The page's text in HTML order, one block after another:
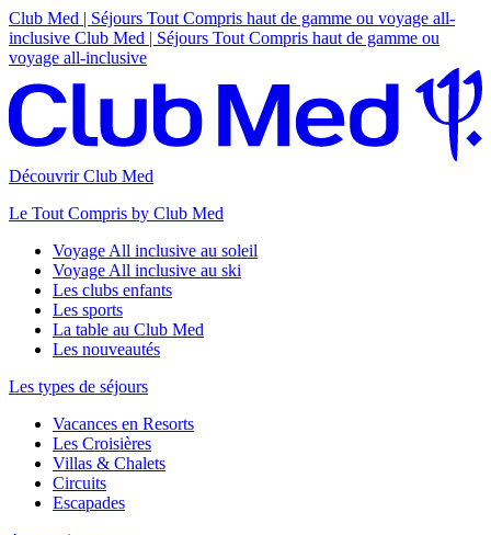
Club Med | Séjours Tout Compris haut de gamme ou voyage all-
inclusive Club Med | Séjours Tout Compris haut de gamme ou
voyage all-inclusive
Découvrir Club Med
Le Tout Compris by Club Med
Voyage All inclusive au soleil
Voyage All inclusive au ski
Les clubs enfants
Les sports
La table au Club Med
Les nouveautés
Les types de séjours
Vacances en Resorts
Les Croisières
Villas & Chalets
Circuits
Escapades